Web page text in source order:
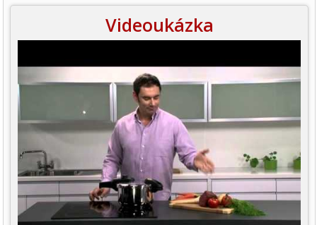
Videoukázka